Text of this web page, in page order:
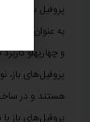
پروفیل باز در
به عنوان
و چهارپهلو کاربرد
هستند و در